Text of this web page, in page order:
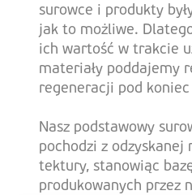
surowce i produkty
jak to możliwe.
ich wartość w trakcie
materiały poddajemy
regeneracji pod
Nasz podstawowy
pochodzi z odzyskanej
tektury, stanowiąc
produkowanych przez